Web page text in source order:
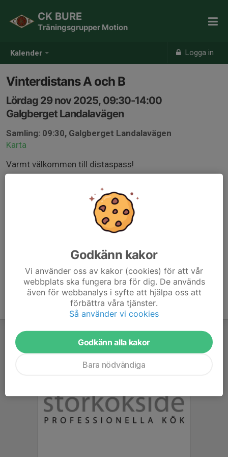
Kalender Logga in
CK BURE
Träningsgrupper Motion
Vinterdistans A och B
Lördag 29 nov 2025, 09:30-14:00
Galgberget Landalavägen
Samling: 09:30, Galgberget Landalavägen
Karta
Varmt välkommen till distaspass!
- För blött väglag: Skärmar + kompislapp
- Kom ihåg: Energi, punkakit och kläder efter väder!
- GPX-fil publiceras dagen innan
Godkänn kakor
Vi använder oss av kakor (cookies) för att vår
webbplats ska fungera bra för dig. De används
även för webbanalys i syfte att hjälpa oss att
förbättra våra tjänster.
Så använder vi cookies
Godkänn alla kakor
Bara nödvändiga